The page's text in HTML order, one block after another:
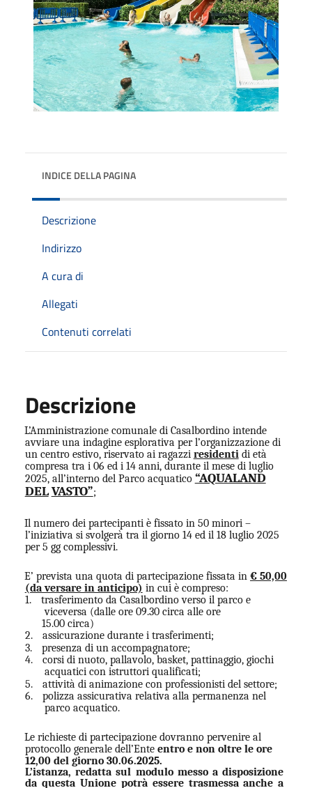
INDICE DELLA PAGINA
Descrizione
Indirizzo
A cura di
Allegati
Contenuti correlati
Descrizione
L’Amministrazione comunale di Casalbordino intende
avviare una indagine esplorativa per l’organizzazione di
un centro estivo, riservato ai ragazzi residentidi età
compresa tra i 06 ed i 14 anni, durante il mese di luglio
2025, all’interno del Parco acquatico “AQUALAND
DELVASTO”;
Il numero dei partecipanti è fissato in 50 minori –
l’iniziativa si svolgerà tra il giorno 14 ed il 18 luglio 2025
per 5 gg complessivi.
E’ prevista una quota di partecipazione fissata in€ 50,00
(da versare in anticipo) in cui è compreso:
1.
trasferimento da Casalbordino verso il parco e
viceversa (dalle ore 09.30 circa alle ore
15.00 circa)
2.
assicurazione durante i trasferimenti;
3.
presenza di un accompagnatore;
4.
corsi di nuoto, pallavolo, basket, pattinaggio, giochi
acquatici con istruttori qualificati;
5.
attività di animazione con professionisti del settore;
6.
polizza assicurativa relativa alla permanenza nel
parco acquatico.
Le richieste di partecipazione dovranno pervenire al
protocollo generale dell’Ente entro e non oltre le ore
12,00 del giorno 30.06.2025.
L’istanza, redatta sul modulo messo a disposizione
da questa Unione potrà essere trasmessa anche a